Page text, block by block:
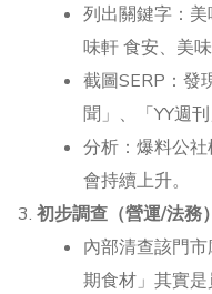
列出關鍵字：
味軒 食安、美味
截圖SERP：發
聞」、「YY週
分析：爆料公
會持續上升。
初步調查（營運/法務）
內部清查該門
期食材」其實